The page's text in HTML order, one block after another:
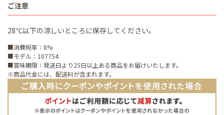
ご注意
28℃以下の涼しいところに保存してください。
■消費税率：8%
■モデル：107754
■賞味期限：発送日より25日以上ある商品をお届けいたします。
※商品代金には、配送料が含まれます。